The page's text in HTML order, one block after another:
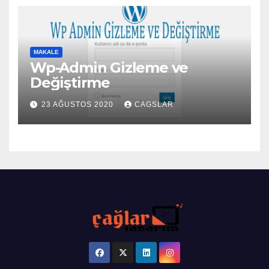
MAKALE
Wp-Admin Gizleme ve
Değiştirme
23 AĞUSTOS 2020 CAGSLAR